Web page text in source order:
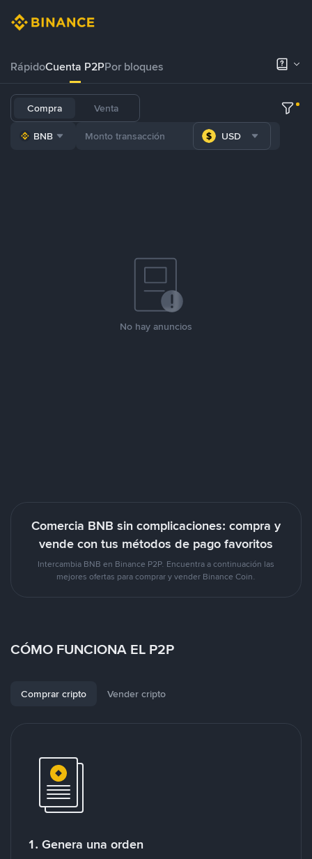
RápidoCuenta P2PPor bloques
Compra Venta
BNB USD
No hay anuncios
Comercia BNB sin complicaciones: compra y
vende con tus métodos de pago favoritos
Intercambia BNB en Binance P2P. Encuentra a continuación las
mejores ofertas para comprar y vender Binance Coin.
CÓMO FUNCIONA EL P2P
Comprar cripto Vender cripto
1. Genera una orden